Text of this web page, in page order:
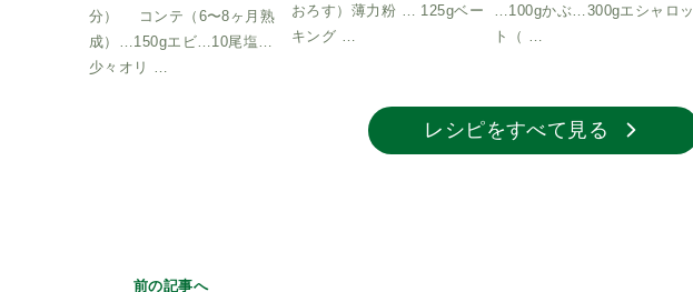
分） コンテ（6〜8ヶ月熟
成）…150gエビ…10尾塩…
少々オリ …
おろす）薄力粉 … 125gベー
キング …
…100gかぶ…300gエシャロッ
ト（ …
レシピをすべて見る
前の記事へ